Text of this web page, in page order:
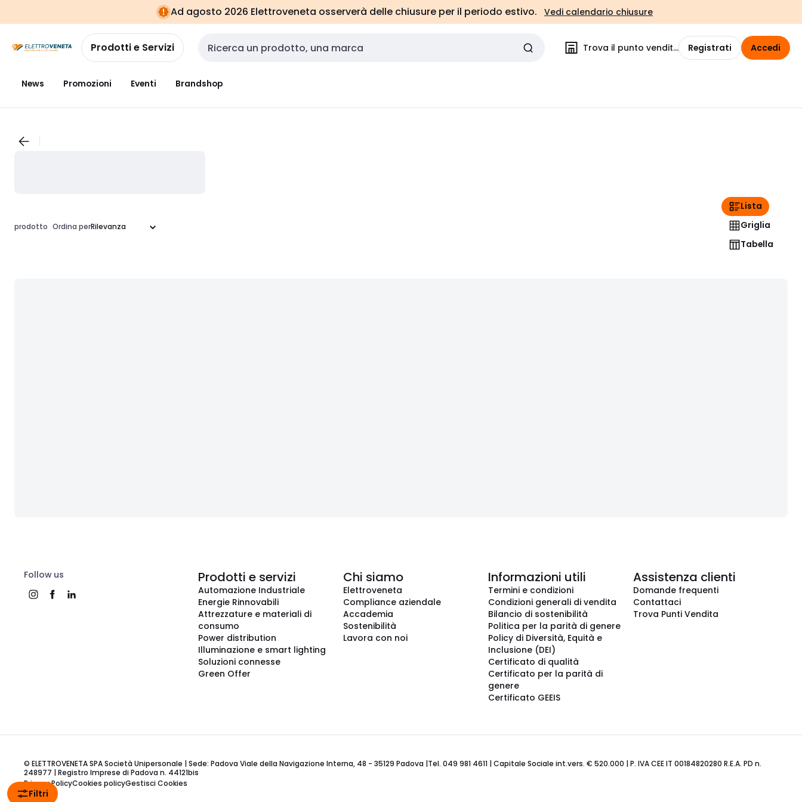
navigazionealla
pagina
Ad agosto 2026 Elettroveneta osserverà delle chiusure per il periodo estivo. Vedi calendario chiusure
Prodotti e Servizi Cerca input Trova il punto vendita Registrati Accedi
News Promozioni Eventi Brandshop
Filtri
prodotto Ordina per
Lista
Griglia
Tabella
Follow us Prodotti e servizi
Automazione Industriale
Energie Rinnovabili
Attrezzature e materiali di
consumo
Power distribution
Illuminazione e smart lighting
Soluzioni connesse
Green Offer
Chi siamo
Elettroveneta
Compliance aziendale
Accademia
Sostenibilità
Lavora con noi
Informazioni utili
Termini e condizioni
Condizioni generali di vendita
Bilancio di sostenibilità
Politica per la parità di genere
Policy di Diversità, Equità e
Inclusione (DEI)
Certificato di qualità
Certificato per la parità di
genere
Certificato GEEIS
Assistenza clienti
Domande frequenti
Contattaci
Trova Punti Vendita
© ELETTROVENETA SPA Società Unipersonale | Sede: Padova Viale della Navigazione Interna, 48 - 35129 Padova |Tel. 049 981 4611 | Capitale Sociale int.vers. € 520.000 | P. IVA CEE IT 00184820280 R.E.A. PD n.
248977 | Registro Imprese di Padova n. 44121bis
Privacy PolicyCookies policyGestisci Cookies